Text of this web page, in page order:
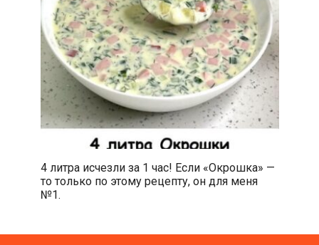
4 литра исчезли за 1 час! Если «Окрошка» —
то только по этому рецепту, он для меня
№1.